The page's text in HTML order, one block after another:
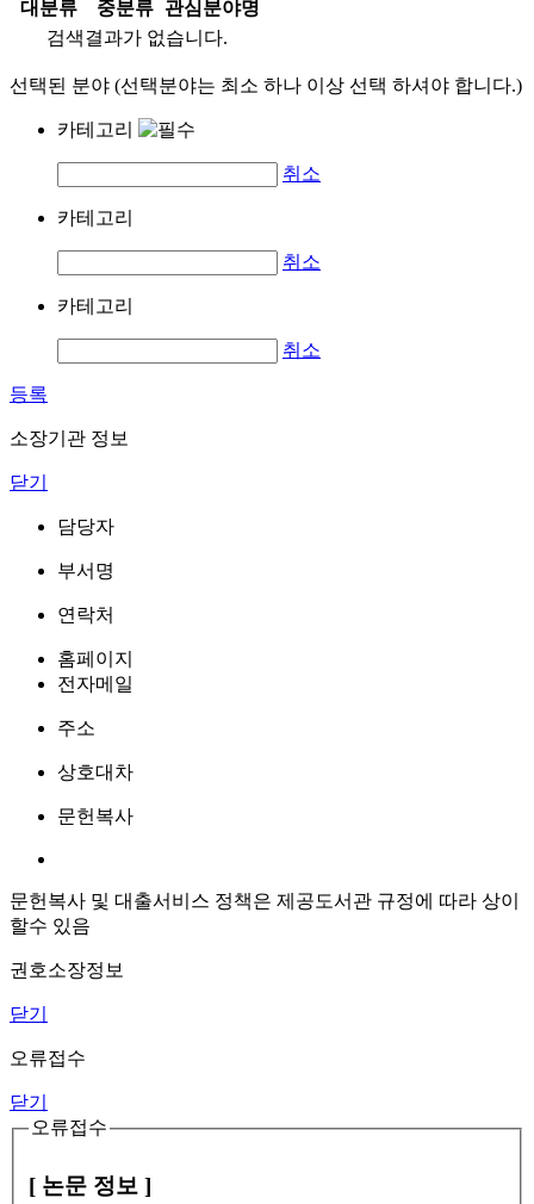
대분류 중분류
관심분야명
검색결과가 없습니다.
선택된 분야 (선택분야는 최소 하나 이상 선택 하셔야 합니다.)
카테고리
취소
카테고리
취소
카테고리
취소
등록
소장기관 정보
닫기
담당자
부서명
연락처
홈페이지
전자메일
주소
상호대차
문헌복사
문헌복사 및 대출서비스 정책은 제공도서관 규정에 따라 상이
할수 있음
권호소장정보
닫기
오류접수
닫기
오류접수
[ 논문 정보 ]